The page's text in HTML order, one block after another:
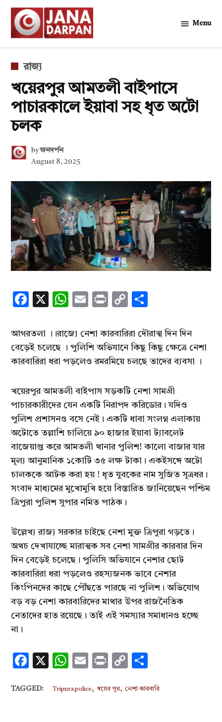
Skip
content
Menu
POSTED
রাজ্য
খয়েরপুর আমতলী বাইপাসে
পাচারকালে ইয়াবা সহ ধৃত অটো
চলক
by জনদর্পন
August 8, 2025
Facebook
X WhatsApp
EmailPrintCopy
আগরতলা ।।রাজ্যে নেশা কারবারিরা দৌরাত্ম দিন দিন
বেড়েই চলেছে । পুলিশি অভিযানে কিছু কিছু ক্ষেত্রে নেশা
কারবারিরা ধরা পড়লেও রমরমিয়ে চলছে তাদের ব্যবসা ।
খয়েরপুর আমতলী বাইপাস সড়কটি নেশা সামগ্রী
পাচারকারীদের যেন একটি নিরাপদ করিডোর। যদিও
পুলিশ প্রশাসনও বসে নেই। একটি ধাবা সংলগ্ন এলাকায়
অটোতে তল্লাশি চালিয়ে ৯০ হাজার ইয়াবা ট্যাবলেট
বাজেয়াপ্ত করে আমতলী থানার পুলিশ! কালো বাজার যার
মূল্য আনুমানিক ১কোটি ৩৫ লক্ষ টাকা। একইসঙ্গে অটো
চালককে আটক করা হয় ! ধৃত যুবকের নাম সুজিত সূত্রধর।
সংবাদ মাধ্যমের মুখোমুখি হয়ে বিস্তারিত জানিয়েছেন পশ্চিম
ত্রিপুরা পুলিশ সুপার নমিত পাঠক।
উল্লেখ্য রাজ্য সরকার চাইছে নেশা মুক্ত ত্রিপুরা গড়তে।
অথচ দেখাযাচ্ছে মারাত্মক সব নেশা সামগ্রীর কারবার দিন
দিন বেড়েই চলেছে। পুলিসি অভিযানে নেশার ছোট
কারবারিরা ধরা পড়লেও রহস্যজনক ভাবে নেশার
কিংপিনদের কাছে পৌঁছতে পারছে না পুলিশ। অভিযোগ
বড় বড় নেশা কারবারিদের মাথার উপর রাজনৈতিক
নেতাদের হাত রয়েছে। তাই এই সমস্যার সমাধানও হচ্ছে
না।
Facebook
X WhatsApp
EmailPrintCopy
TAGGED: Tripura police, খয়ের পুর, নেশা কারবারি